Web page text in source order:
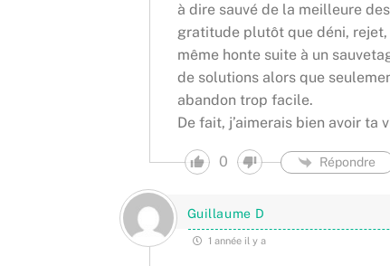
à dire sauvé de la meilleure
gratitude plutôt que déni,
même honte suite à un
de solutions alors que
abandon trop facile.
De fait, j’aimerais bien avoir ta
0 Répondre
Guillaume D
1 année il y a